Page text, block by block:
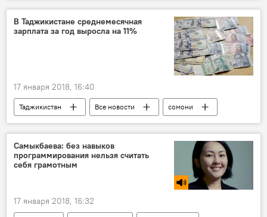
Происшествия, ЧП, криминал
В Таджикистане среднемесячная
зарплата за год выросла на 11%
17 января 2018, 16:40
Таджикистан Все новости
сомони
зарплата
Самыкбаева: без навыков
программирования нельзя считать
себя грамотным
17 января 2018, 16:32